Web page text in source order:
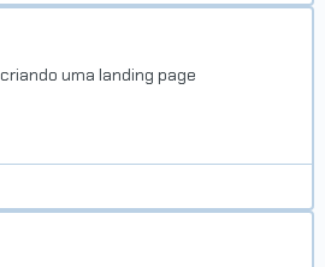
criando uma landing page